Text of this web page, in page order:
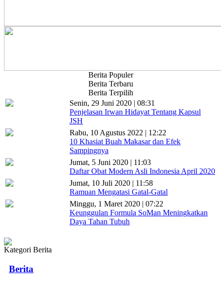
Berita Populer
Berita Terbaru
Berita Terpilih
Senin, 29 Juni 2020 | 08:31
Penjelasan Irwan Hidayat Tentang Kapsul
JSH
Rabu, 10 Agustus 2022 | 12:22
10 Khasiat Buah Makasar dan Efek
Sampingnya
Jumat, 5 Juni 2020 | 11:03
Daftar Obat Modern Asli Indonesia April 2020
Jumat, 10 Juli 2020 | 11:58
Ramuan Mengatasi Gatal-Gatal
Minggu, 1 Maret 2020 | 07:22
Keunggulan Formula SoMan Meningkatkan
Daya Tahan Tubuh
Kategori Berita
Berita